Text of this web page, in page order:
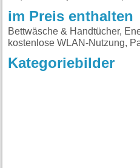
im Preis enthalten
Bettwäsche & Handtücher,
kostenlose WLAN-Nutzung,
Kategoriebilder